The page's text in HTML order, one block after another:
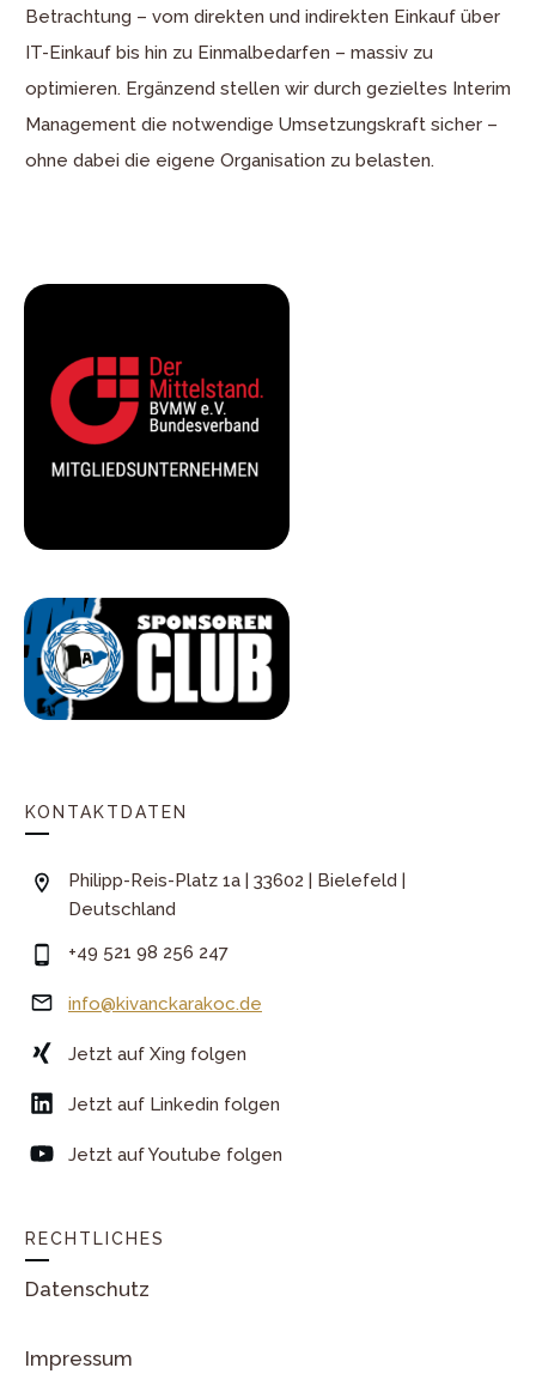
Betrachtung – vom direkten und indirekten Einkauf über
IT-Einkauf bis hin zu Einmalbedarfen – massiv zu
optimieren. Ergänzend stellen wir durch gezieltes Interim
Management die notwendige Umsetzungskraft sicher –
ohne dabei die eigene Organisation zu belasten.
KONTAKTDATEN
Philipp-Reis-Platz 1a | 33602 | Bielefeld |
Deutschland
+49 521 98 256 247
info@kivanckarakoc.de
Jetzt auf Xing folgen
Jetzt auf Linkedin folgen
Jetzt auf Youtube folgen
RECHTLICHES
Datenschutz
Impressum